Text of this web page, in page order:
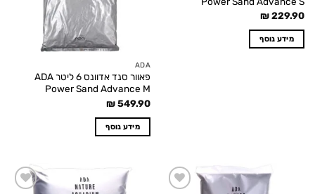
₪229.90
מידע נוסף
ADA
פאוור סנד אדוונס 6 ליטר ADA
Power Sand Advance M
₪549.90
מידע נוסף